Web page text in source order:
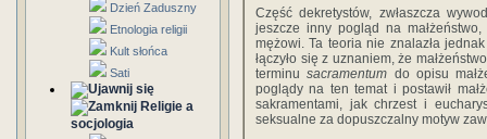
Dzień Zaduszny
Etnologia religii
Kult słońca
Sati
Religie a
socjologia
Część dekretystów, zwłaszcza
jeszcze inny pogląd na
mężowi. Ta teoria nie znalazła
łączyło się z uznaniem, że
terminusacramentum do opisu
poglądy na ten temat i postawił
sakramentami, jak chrzest i
seksualne za dopuszczalny motyw